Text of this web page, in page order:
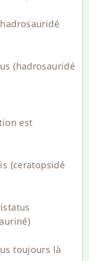
(hadrosauridé
est
(ceratopsidé
toujours là